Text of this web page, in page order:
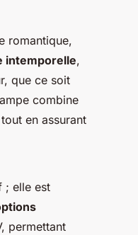
romantique,
intemporelle,
que ce soit
combine
en assurant
; elle est
permettant